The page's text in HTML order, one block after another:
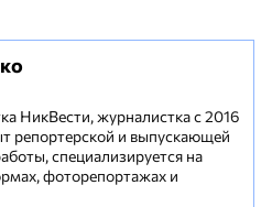
НикВести, журналистка с 2016
репортерской и выпускающей
специализируется на
фоторепортажах и